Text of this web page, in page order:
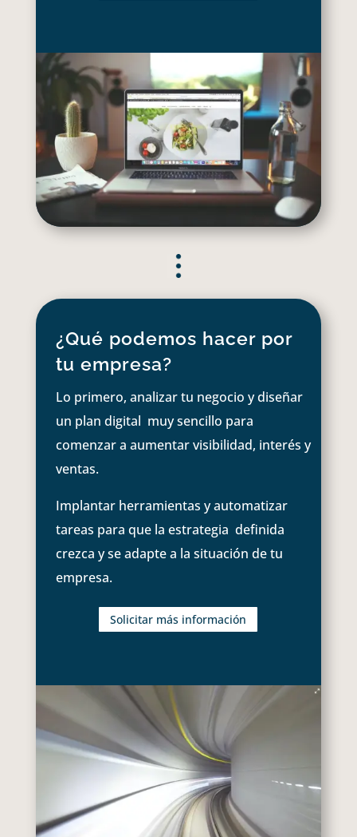
¿Qué podemos hacer por
tu empresa?
Lo primero, analizar tu negocio y diseñar
un plan digital muy sencillo para
comenzar a aumentar visibilidad, interés y
ventas.
Implantar herramientas y automatizar
tareas para que la estrategia definida
crezca y se adapte a la situación de tu
empresa.
Solicitar más información